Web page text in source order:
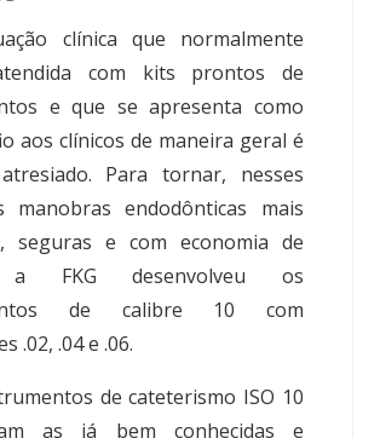
clínica que normalmente
com kits prontos de
e que se apresenta como
aos clínicos de maneira geral é
Para tornar, nesses
manobras endodônticas mais
seguras e com economia de
a FKG desenvolveu os
de calibre 10 com
.02, .04 e .06.
de cateterismo ISO 10
as já bem conhecidas e